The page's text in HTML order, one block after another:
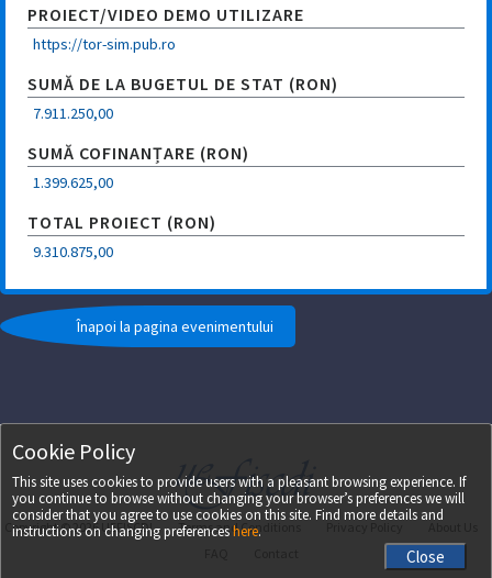
PROIECT/VIDEO DEMO UTILIZARE
https://tor-sim.pub.ro
SUMĂ DE LA BUGETUL DE STAT (RON)
7.911.250,00
SUMĂ COFINANȚARE (RON)
1.399.625,00
TOTAL PROIECT (RON)
9.310.875,00
Copyright ©2026UEFISCDI Terms and Conditions
Cookie Policy
This site uses cookies to provide users with a pleasant browsing experience. If
you continue to browse without changing your browser’s preferences we will
consider that you agree to use cookies on this site. Find more details and
instructions on changing preferenceshere.